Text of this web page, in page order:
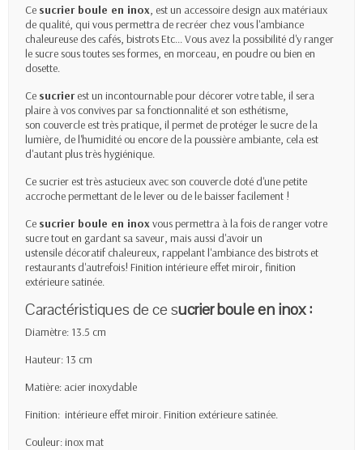
Ce sucrier boule en inox, est un accessoire design aux matériaux
de qualité, qui vous permettra de recréer chez vous l'ambiance
chaleureuse des cafés, bistrots Etc... Vous avez la possibilité d'y ranger
le sucre sous toutes ses formes, en morceau, en poudre ou bien en
dosette.
Ce sucrierest un incontournable pour décorer votre table, il sera
plaire à vos convives par sa fonctionnalité et son esthétisme,
son couvercle est très pratique, il permet de protéger le sucre de la
lumière, de l'humidité ou encore de la poussière ambiante, cela est
d'autant plus très hygiénique.
Ce sucrier est très astucieux avec son couvercle doté d'une petite
accroche permettant de le lever ou de le baisser facilement !
Ce sucrier boule en inoxvous permettra à la fois de ranger votre
sucre tout en gardant sa saveur, mais aussi d'avoir un
ustensile décoratif chaleureux, rappelant l'ambiance des bistrots et
restaurants d'autrefois! Finition intérieure effet miroir, finition
extérieure satinée.
Caractéristiques de ce sucrier boule en inox :
Diamètre: 13.5 cm
Hauteur: 13 cm
Matière: acier inoxydable
Finition: intérieure effet miroir. Finition extérieure satinée.
Couleur: inox mat